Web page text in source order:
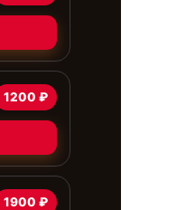
1200 ₽
1900 ₽